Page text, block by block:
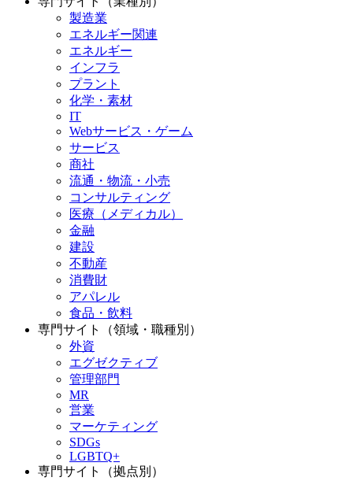
製造業
エネルギー関連
エネルギー
インフラ
プラント
化学・素材
IT
Webサービス・ゲーム
サービス
商社
流通・物流・小売
コンサルティング
医療（メディカル）
金融
建設
不動産
消費財
アパレル
食品・飲料
専門サイト（領域・職種別）
外資
エグゼクティブ
管理部門
MR
営業
マーケティング
SDGs
LGBTQ+
専門サイト（拠点別）